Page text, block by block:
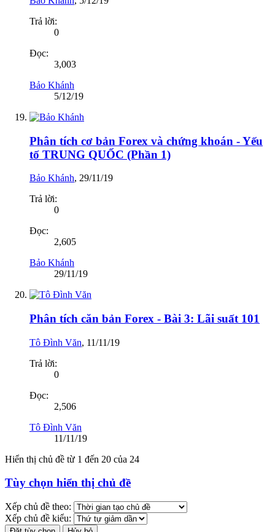
Trả lời:
0
Đọc:
3,003
Bảo Khánh
5/12/19
Phân tích cơ bản Forex và chứng khoán - Yếu
tố TRUNG QUỐC (Phần 1)
Bảo Khánh, 29/11/19
Trả lời:
0
Đọc:
2,605
Bảo Khánh
29/11/19
Phân tích căn bản Forex - Bài 3: Lãi suất 101
Tô Đình Văn, 11/11/19
Trả lời:
0
Đọc:
2,506
Tô Đình Văn
11/11/19
Hiển thị chủ đề từ 1 đến 20 của 24
Tùy chọn hiển thị chủ đề
Xếp chủ đề theo:
Xếp chủ đề kiểu: